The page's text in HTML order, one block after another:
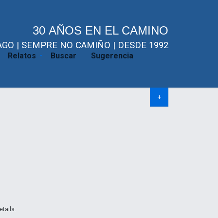
30 AÑOS EN EL CAMINO
| SEMPRE NO CAMIÑO | DESDE 1992
Relatos Buscar Sugerencia
+